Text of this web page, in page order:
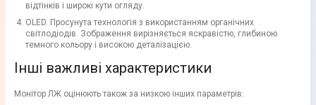
відтінків і широкі кути огляду.
OLED. Просунута технологія з використанням органічних
світлодіодів. Зображення вирізняється яскравістю, глибиною
темного кольору і високою деталізацією.
Інші важливі характеристики
Монітор ЛЖ оцінюють також за низкою інших параметрів: